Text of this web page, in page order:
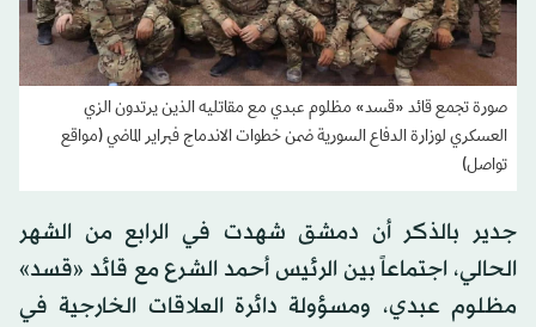
صورة تجمع قائد «قسد» مظلوم عبدي مع مقاتليه الذين يرتدون الزي
العسكري لوزارة الدفاع السورية ضمن خطوات الاندماج فبراير الماضي (مواقع
تواصل)
جدير بالذكر أن دمشق شهدت في الرابع من الشهر
الحالي، اجتماعاً بين الرئيس أحمد الشرع مع قائد «قسد»
مظلوم عبدي، ومسؤولة دائرة العلاقات الخارجية في